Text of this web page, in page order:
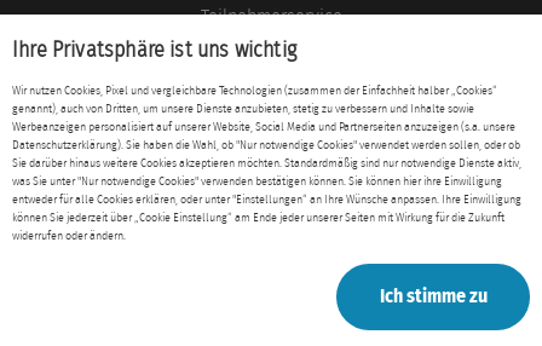
Teilnehmerservice
Blog
Rechtliches
Impressum
Datenschutz
AGB
Ihre Privatsphäre ist uns wichtig
Wir nutzen Cookies, Pixel und vergleichbare Technologien (zusammen der Einfachheit halber „Cookies“
genannt), auch von Dritten, um unsere Dienste anzubieten, stetig zu verbessern und Inhalte sowie
Werbeanzeigen personalisiert auf unserer Website, Social Media und Partnerseiten anzuzeigen (s.a. unsere
Datenschutzerklärung). Sie haben die Wahl, ob "Nur notwendige Cookies" verwendet werden sollen, oder ob
Sie darüber hinaus weitere Cookies akzeptieren möchten. Standardmäßig sind nur notwendige Dienste aktiv,
was Sie unter "Nur notwendige Cookies" verwenden bestätigen können. Sie können hier ihre Einwilligung
entweder für alle Cookies erklären, oder unter "Einstellungen“ an Ihre Wünsche anpassen. Ihre Einwilligung
können Sie jederzeit über „Cookie Einstellung“ am Ende jeder unserer Seiten mit Wirkung für die Zukunft
widerrufen oder ändern.
Ich stimme zu